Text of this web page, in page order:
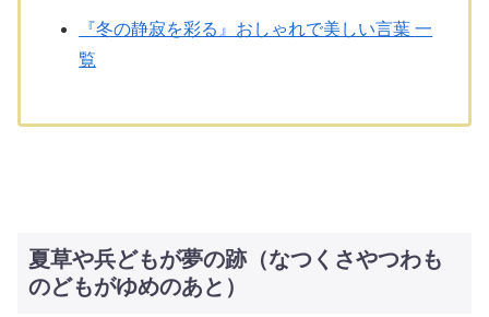
『冬の静寂を彩る』おしゃれで美しい言葉 一
覧
夏草や兵どもが夢の跡（なつくさやつわも
のどもがゆめのあと）